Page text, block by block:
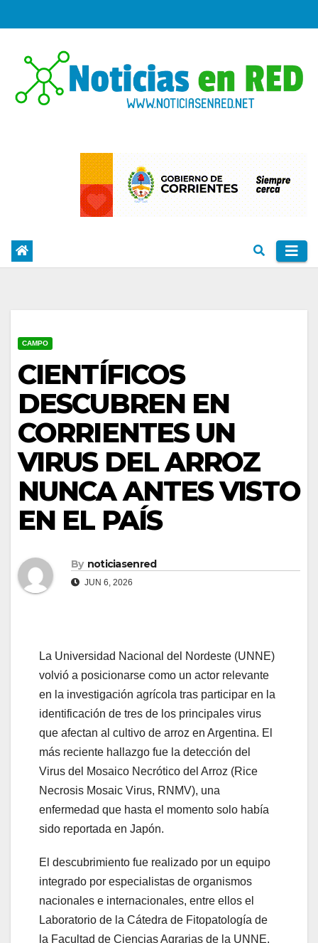
to
CAMPO
CIENTÍFICOS
DESCUBREN EN
CORRIENTES UN
VIRUS DEL ARROZ
NUNCA ANTES VISTO
EN EL PAÍS
By noticiasenred
JUN 6, 2026
La Universidad Nacional del Nordeste (UNNE)
volvió a posicionarse como un actor relevante
en la investigación agrícola tras participar en la
identificación de tres de los principales virus
que afectan al cultivo de arroz en Argentina. El
más reciente hallazgo fue la detección del
Virus del Mosaico Necrótico del Arroz (Rice
Necrosis Mosaic Virus, RNMV), una
enfermedad que hasta el momento solo había
sido reportada en Japón.
El descubrimiento fue realizado por un equipo
integrado por especialistas de organismos
nacionales e internacionales, entre ellos el
Laboratorio de la Cátedra de Fitopatología de
la Facultad de Ciencias Agrarias de la UNNE.